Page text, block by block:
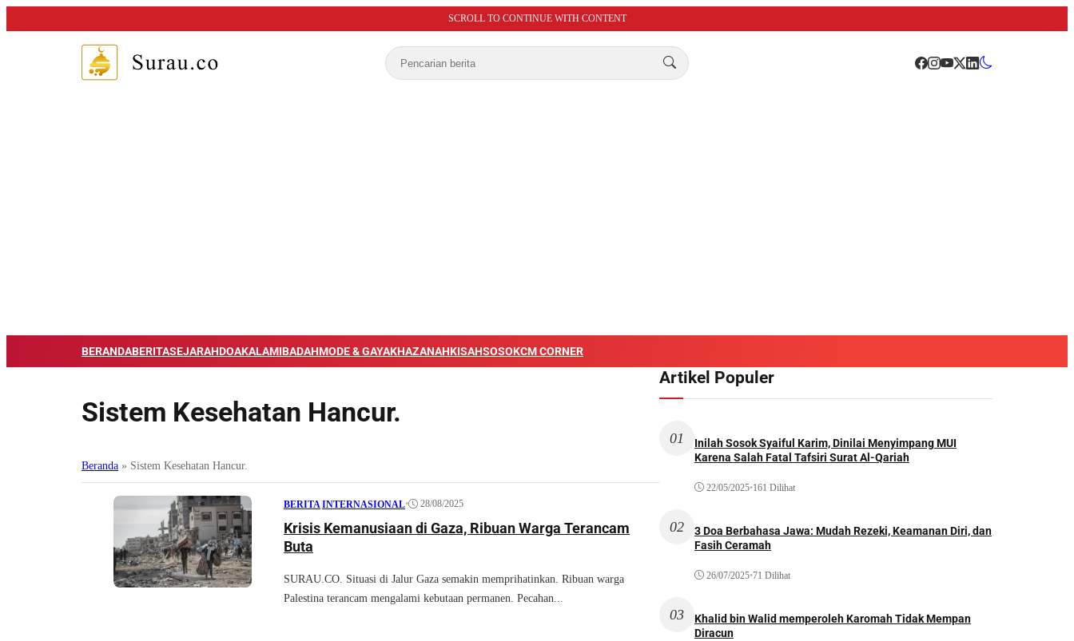
SCROLL TO CONTINUE WITH CONTENT
BERANDABERITASEJARAHDOAKALAMIBADAHMODE & GAYAKHAZANAHKISAHSOSOKCM CORNER
Sistem Kesehatan Hancur.
Beranda » Sistem Kesehatan Hancur.
BERITA |INTERNASIONAL• 28/08/2025
Krisis Kemanusiaan di Gaza, Ribuan Warga Terancam
Buta
SURAU.CO. Situasi di Jalur Gaza semakin memprihatinkan. Ribuan warga
Palestina terancam mengalami kebutaan permanen. Pecahan...
Artikel Populer
01
Inilah Sosok Syaiful Karim, Dinilai Menyimpang MUI
Karena Salah Fatal Tafsiri Surat Al-Qariah
22/05/2025•161 Dilihat
02
3 Doa Berbahasa Jawa: Mudah Rezeki, Keamanan Diri, dan
Fasih Ceramah
26/07/2025•71 Dilihat
03
Khalid bin Walid memperoleh Karomah Tidak Mempan
Diracun